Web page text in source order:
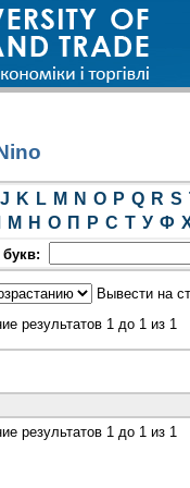
J K L M N O P Q R S
М Н О П Р С Т У Ф
Вывести на
результатов 1 до 1 из 1
результатов 1 до 1 из 1